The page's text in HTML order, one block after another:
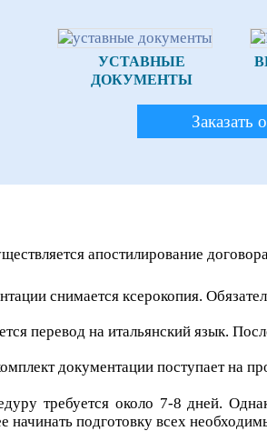
УСТАВНЫЕ
ДОКУМЕНТЫ
Заказать
апостилирование
снимается ксерокопия.
перевод на итальянский язык.
документации поступает на
требуется около 7-8 дней.
начинать подготовку всех